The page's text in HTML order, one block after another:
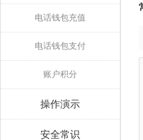
电话钱包充值
电话钱包支付
账户积分
操作演示
安全常识